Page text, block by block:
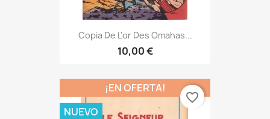
Copia De L'or Des Omahas...
10,00 €
¡EN OFERTA!
NUEVO
favorite_border